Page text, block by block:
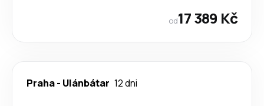
od17 389 Kč
Praha- Ulánbátar 12 dni